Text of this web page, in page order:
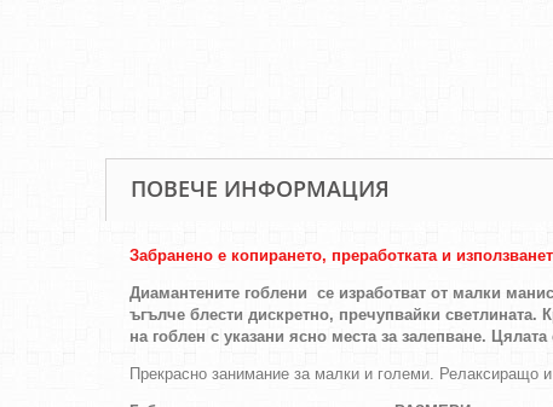
ПОВЕЧЕ ИНФОРМАЦИЯ
Забранено е копирането, преработката и
Диамантените гоблени се изработват от малки
ъгълче блести дискретно, пречупвайки
на гоблен с указани ясно места за залепване.
Прекрасно занимание за малки и големи. Релаксиращо